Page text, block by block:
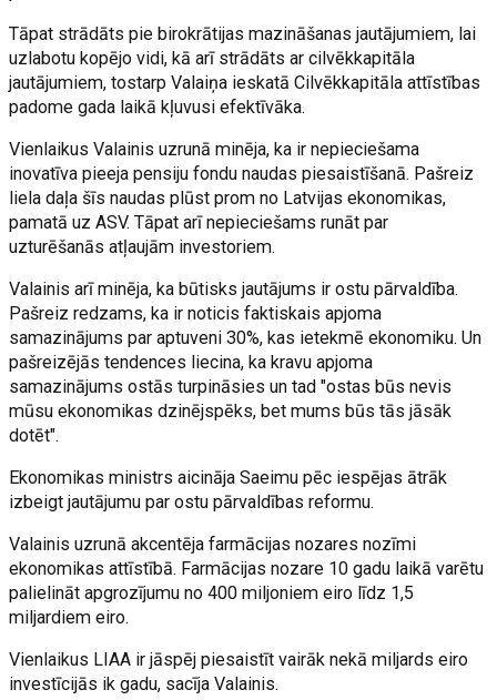
Tāpat strādāts pie birokrātijas mazināšanas jautājumiem, lai
uzlabotu kopējo vidi, kā arī strādāts ar cilvēkkapitāla
jautājumiem, tostarp Valaiņa ieskatā Cilvēkkapitāla attīstības
padome gada laikā kļuvusi efektīvāka.
Vienlaikus Valainis uzrunā minēja, ka ir nepieciešama
inovatīva pieeja pensiju fondu naudas piesaistīšanā. Pašreiz
liela daļa šīs naudas plūst prom no Latvijas ekonomikas,
pamatā uz ASV. Tāpat arī nepieciešams runāt par
uzturēšanās atļaujām investoriem.
Valainis arī minēja, ka būtisks jautājums ir ostu pārvaldība.
Pašreiz redzams, ka ir noticis faktiskais apjoma
samazinājums par aptuveni 30%, kas ietekmē ekonomiku. Un
pašreizējās tendences liecina, ka kravu apjoma
samazinājums ostās turpināsies un tad "ostas būs nevis
mūsu ekonomikas dzinējspēks, bet mums būs tās jāsāk
dotēt".
Ekonomikas ministrs aicināja Saeimu pēc iespējas ātrāk
izbeigt jautājumu par ostu pārvaldības reformu.
Valainis uzrunā akcentēja farmācijas nozares nozīmi
ekonomikas attīstībā. Farmācijas nozare 10 gadu laikā varētu
palielināt apgrozījumu no 400 miljoniem eiro līdz 1,5
miljardiem eiro.
Vienlaikus LIAA ir jāspēj piesaistīt vairāk nekā miljards eiro
investīcijās ik gadu, sacīja Valainis.